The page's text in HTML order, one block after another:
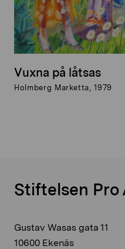
Vuxna på låtsas
Holmberg Marketta, 1979
Stiftelsen Pro
Gustav Wasas gata 11
10600 Ekenäs